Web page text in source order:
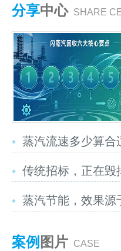
分享中心 SHARE
蒸汽流速多少算合
传统招标，正在毁
蒸汽节能，效果源
案例 图片 CASE